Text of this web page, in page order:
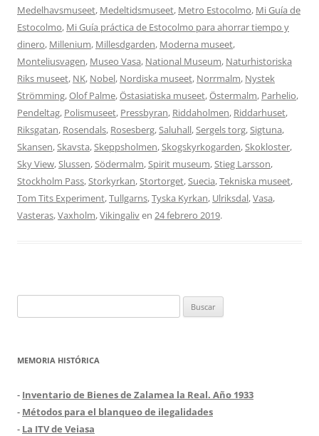
Medelhavsmuseet, Medeltidsmuseet, Metro Estocolmo, Mi Guía de
Estocolmo, Mi Guía práctica de Estocolmo para ahorrar tiempo y
dinero, Millenium, Millesdgarden, Moderna museet,
Monteliusvagen, Museo Vasa, National Museum, Naturhistoriska
Riks museet, NK, Nobel, Nordiska museet, Norrmalm, Nystek
Strömming,Olof Palme,Östasiatiska museet,Östermalm, Parhelio,
Pendeltag, Polismuseet, Pressbyran, Riddaholmen, Riddarhuset,
Riksgatan, Rosendals, Rosesberg, Saluhall, Sergels torg, Sigtuna,
Skansen, Skavsta, Skeppsholmen, Skogskyrkogarden, Skokloster,
Sky View, Slussen, Södermalm, Spirit museum, Stieg Larsson,
Stockholm Pass, Storkyrkan, Stortorget, Suecia,Tekniska museet,
Tom Tits Experiment,Tullgarns,Tyska Kyrkan, Ulriksdal,Vasa,
Vasteras,Vaxholm,Vikingaliven 24 febrero 2019.
MEMORIA HISTÓRICA
- Inventario de Bienes de Zalamea la Real. Año 1933
- Métodos para el blanqueo de ilegalidades
- La ITV de Veiasa